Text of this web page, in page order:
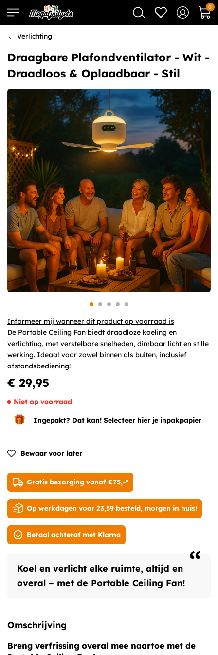
0
Verlichting
Draagbare Plafondventilator - Wit -
Draadloos & Oplaadbaar - Stil
Informeer mij wanneer dit product op voorraad is
€ 29,95
Ingepakt? Dat kan! Selecteer hier je inpakpapier
Bewaar voor later
Gratis bezorging vanaf €75,-*
Op werkdagen voor 23,59 besteld, morgen in huis!
Betaal achteraf met Klarna
Koel en verlicht elke ruimte, altijd en
overal – met de Portable Ceiling Fan!
“
Niet op voorraad
De Portable Ceiling Fan biedt draadloze koeling en
verlichting, met verstelbare snelheden, dimbaar licht en stille
werking. Ideaal voor zowel binnen als buiten, inclusief
afstandsbediening!
Omschrijving
Breng verfrissing overal mee naartoe met de